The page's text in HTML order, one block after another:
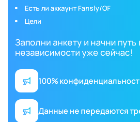
Есть ли аккаунт Fansly/OF
Цели
Заполни анкету и начни
независимости уже сейчас!
100%
Данные не передаются